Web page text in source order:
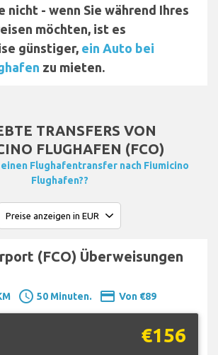
nicht - wenn Sie während Ihres
möchten, ist es
günstiger, ein Auto bei
zu mieten.
TRANSFERS VON
FLUGHAFEN (FCO)
Flughafentransfer nach Fiumicino
Flughafen??
(FCO) Überweisungen
schedule 50 Minuten. payment Von €89
€156